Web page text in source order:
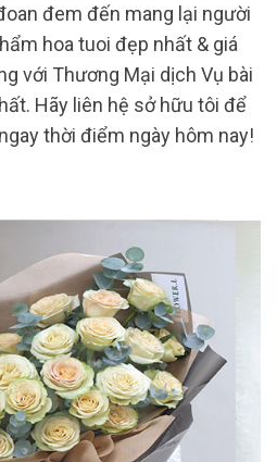
đem đến mang lại người
hoa tuoi đẹp nhất & giá
với Thương Mại dịch Vụ bài
Hãy liên hệ sở hữu tôi để
thời điểm ngày hôm nay!